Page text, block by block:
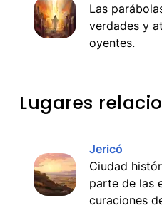
Las
verdades y
oyentes.
Lugares
Jericó
Ciudad
parte de las
curaciones